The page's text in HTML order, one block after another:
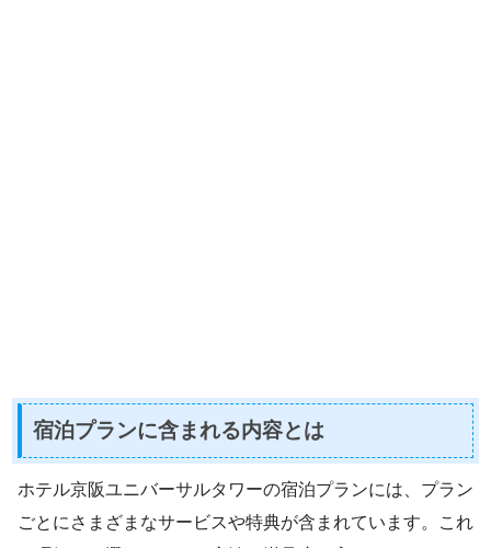
宿泊プランに含まれる内容とは
ホテル京阪ユニバーサルタワーの宿泊プランには、プラン
ごとにさまざまなサービスや特典が含まれています。これ